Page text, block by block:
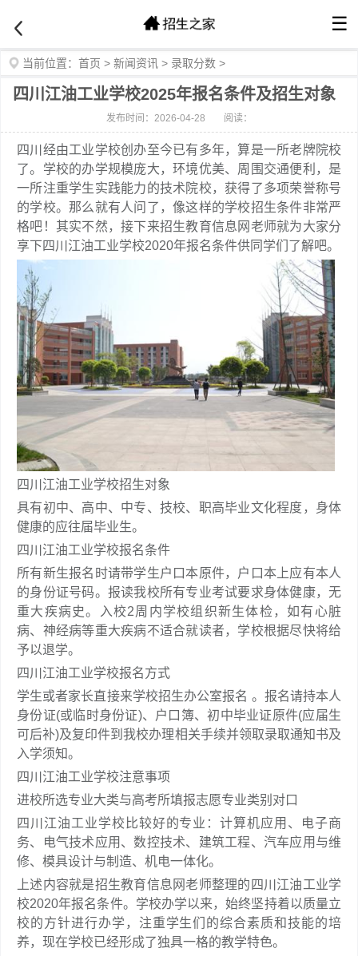
☰
当前位置： 首页 > 新闻资讯 > 录取分数 >
四川江油工业学校2025年报名条件及招生对象
发布时间：2026-04-28 阅读：
四川经由工业学校创办至今已有多年，算是一所老牌院校
了。学校的办学规模庞大，环境优美、周围交通便利，是
一所注重学生实践能力的技术院校，获得了多项荣誉称号
的学校。那么就有人问了，像这样的学校招生条件非常严
格吧！其实不然，接下来招生教育信息网老师就为大家分
享下四川江油工业学校2020年报名条件供同学们了解吧。
四川江油工业学校招生对象
具有初中、高中、中专、技校、职高毕业文化程度，身体
健康的应往届毕业生。
四川江油工业学校报名条件
所有新生报名时请带学生户口本原件，户口本上应有本人
的身份证号码。报读我校所有专业考试要求身体健康，无
重大疾病史。入校2周内学校组织新生体检，如有心脏
病、神经病等重大疾病不适合就读者，学校根据尽快将给
予以退学。
四川江油工业学校报名方式
学生或者家长直接来学校招生办公室报名 。报名请持本人
身份证(或临时身份证)、户口簿、初中毕业证原件(应届生
可后补)及复印件到我校办理相关手续并领取录取通知书及
入学须知。
四川江油工业学校注意事项
进校所选专业大类与高考所填报志愿专业类别对口
四川江油工业学校比较好的专业：计算机应用、电子商
务、电气技术应用、数控技术、建筑工程、汽车应用与维
修、模具设计与制造、机电一体化。
上述内容就是招生教育信息网老师整理的四川江油工业学
校2020年报名条件。学校办学以来，始终坚持着以质量立
校的方针进行办学，注重学生们的综合素质和技能的培
养，现在学校已经形成了独具一格的教学特色。